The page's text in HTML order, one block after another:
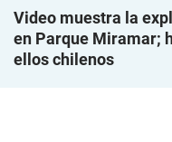
Video muestra la
en Parque Miramar;
ellos chilenos